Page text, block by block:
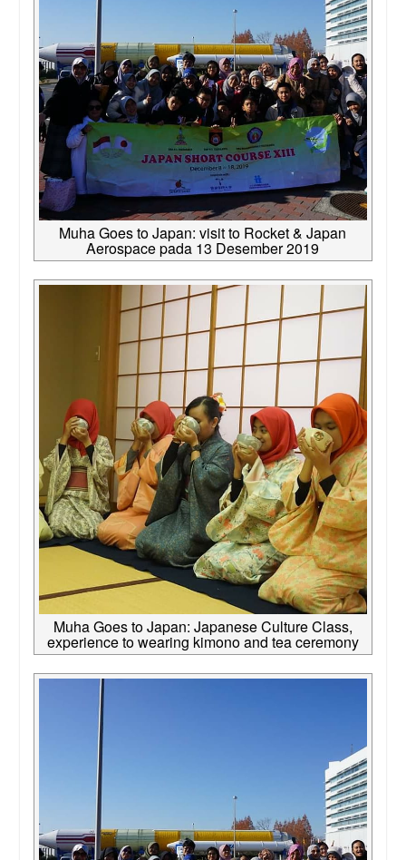
Muha Goes to Japan: visit to Rocket & Japan
Aerospace pada 13 Desember 2019
Muha Goes to Japan: Japanese Culture Class,
experience to wearing kimono and tea ceremony